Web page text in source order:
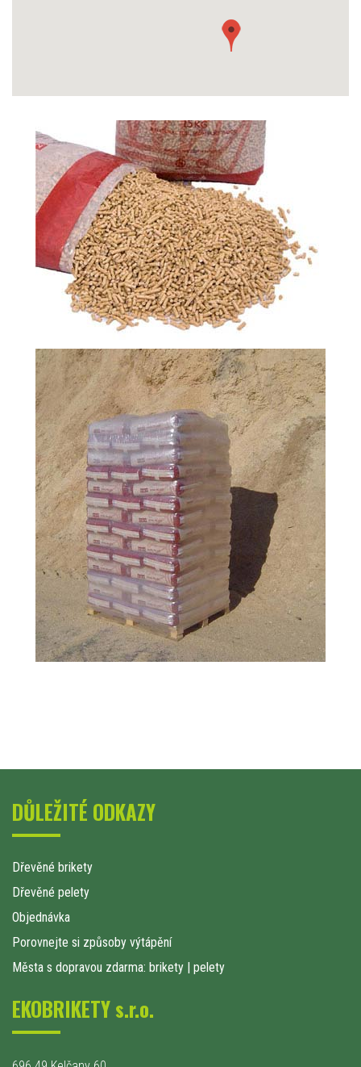
DŮLEŽITÉ ODKAZY
Dřevěné brikety
Dřevěné pelety
Objednávka
Porovnejte si způsoby výtápění
Města s dopravou zdarma: brikety | pelety
EKOBRIKETY s.r.o.